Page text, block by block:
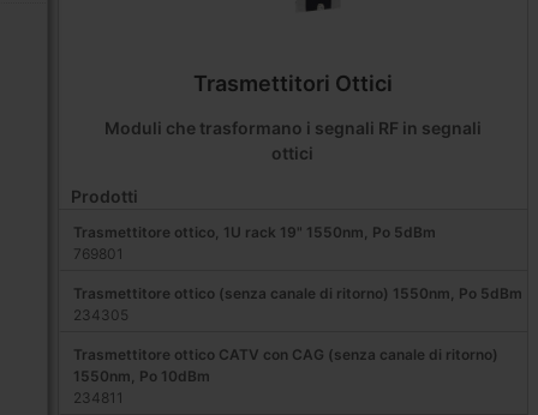
Trasmettitori Ottici
Moduli che trasformano i segnali RF in segnali
ottici
Prodotti
Trasmettitore ottico, 1U rack 19" 1550nm, Po 5dBm
769801
Trasmettitore ottico (senza canale di ritorno) 1550nm, Po 5dBm
234305
Trasmettitore ottico CATV con CAG (senza canale di ritorno)
1550nm, Po 10dBm
234811